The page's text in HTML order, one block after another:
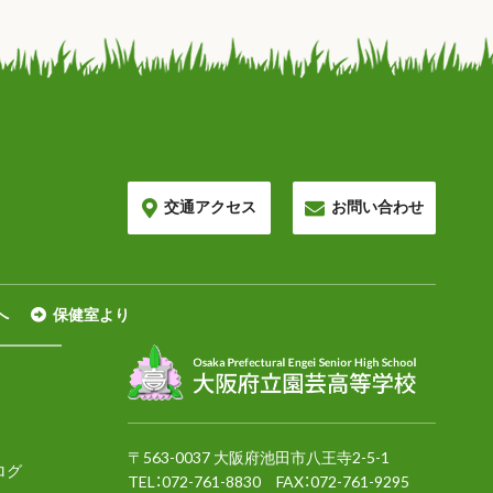
保健室より
グ
交通アクセス お問い合わせ
〒563-0037 大阪府池田市八王寺2-5-1
TEL：072-761-8830 FAX：072-761-9295